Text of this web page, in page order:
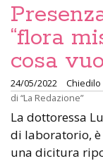
“flora
cosa
24/05/2022
Chiedilo
di “La Redazione”
La dottoressa
di laboratorio,
una dicitura